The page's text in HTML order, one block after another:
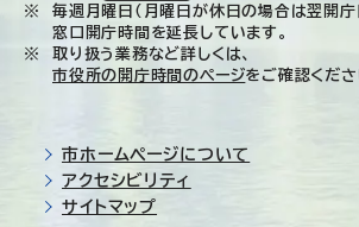
毎週月曜日（月曜日が休日の場合は翌開庁
窓口開庁時間を延長しています。
取り扱う業務など詳しくは、
市役所の開庁時間のページをご確認くださ
市ホームページについて
アクセシビリティ
サイトマップ